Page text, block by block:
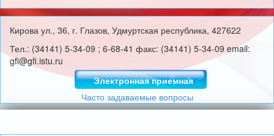
Кирова ул., 36, г. Глазов, Удмуртская республика, 427622
Тел.: (34141) 5-34-09 ; 6-68-41 факс: (34141) 5-34-09 email:
gfi@gfi.istu.ru
Электронная приемная
Часто задаваемые вопросы